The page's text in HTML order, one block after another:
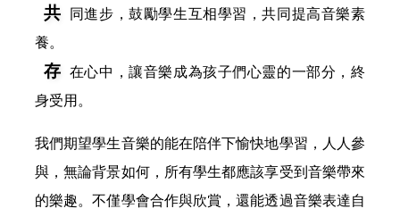
共 同進步，鼓勵學生互相學習，共同提高音樂素
養。
存 在心中，讓音樂成為孩子們心靈的一部分，終
身受用。
我們期望學生音樂的能在陪伴下愉快地學習，人人參
與，無論背景如何，所有學生都應該享受到音樂帶來
的樂趣。不僅學會合作與欣賞，還能透過音樂表達自